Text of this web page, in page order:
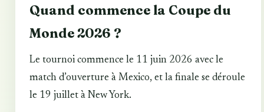
Quand commence la Coupe du
Monde 2026 ?
Le tournoi commence le 11 juin 2026 avec le
match d’ouverture à Mexico, et la finale se déroule
le 19 juillet à New York.